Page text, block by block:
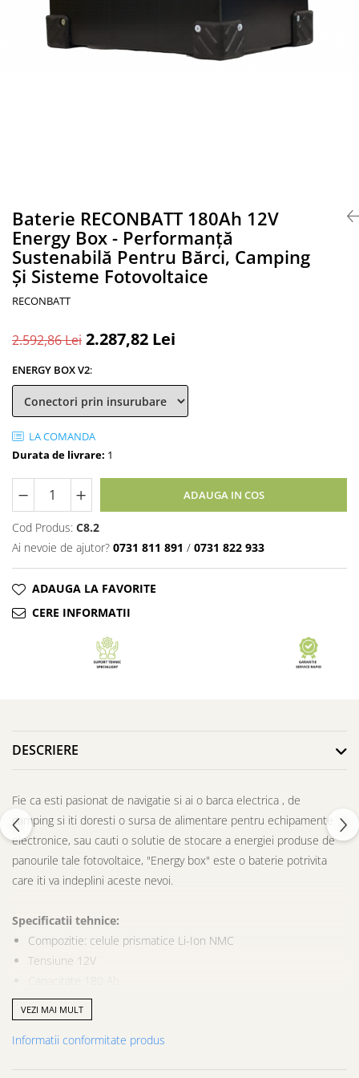
Accesorii acumulatori
Nichel
Suporti celule cilindrice Li-Ion
Piese de schimb
Motor BAFANG
Biciclete/ trotinete
Baterie RECONBATT 180Ah 12V
Energy Box - Performanță
Sustenabilă Pentru Bărci, Camping
Și Sisteme Fotovoltaice
RECONBATT
2.592,86 Lei 2.287,82 Lei
ENERGY BOX V2:
LA COMANDA
Durata de livrare: 1
ADAUGA IN COS
Cod Produs: C8.2
Ai nevoie de ajutor? 0731 811 891 / 0731 822 933
ADAUGA LA FAVORITE
CERE INFORMATII
DESCRIERE
Fie ca esti pasionat de navigatie si ai o barca electrica , de
camping si iti doresti o sursa de alimentare pentru echipamente
electronice, sau cauti o solutie de stocare a energiei produse de
panourile tale fotovoltaice, "Energy box" este o baterie potrivita
care iti va indeplini aceste nevoi.
Specificatii tehnice:
Compozitie: celule prismatice Li-Ion NMC
Tensiune 12V
Greutate: 10,5 kg
Dimensiuni : 280 L x 187 l x 178 h (mm)
Caracteristici care o fac deosebita fata de alte baterii de pe
VEZI MAI MULT
Informatii conformitate produs